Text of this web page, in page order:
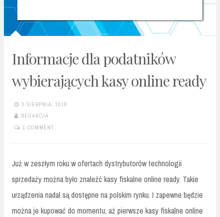
Informacje dla podatników
wybierających kasy online ready
3 SIERPNIA, 2018
REDAKCJA
1 COMMENT
Już w zeszłym roku w ofertach dystrybutorów technologii
sprzedaży można było znaleźć kasy fiskalne online ready. Takie
urządzenia nadal są dostępne na polskim rynku. I zapewne będzie
można je kupować do momentu, aż pierwsze kasy fiskalne online